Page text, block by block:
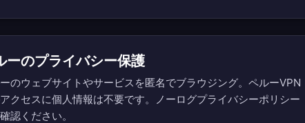
ーのプライバシー保護
のウェブサイトやサービスを匿名でブラウジング。ペルーVPN
クセスに個人情報は不要です。
ノーログプライバシーポリシー
認ください。